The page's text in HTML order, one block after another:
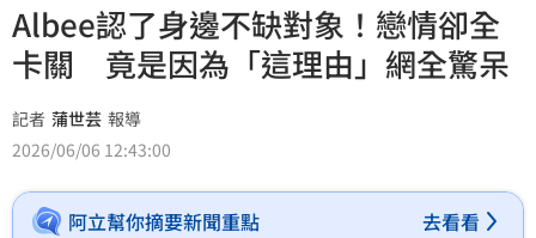
Albee認了身邊不缺對象！戀情卻全
卡關 竟是因為「這理由」網全驚呆
記者 蒲世芸 報導
2026/06/06 12:43:00
阿立幫你摘要新聞重點 去看看